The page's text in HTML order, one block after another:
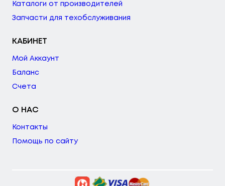
Каталоги от производителей
Запчасти для техобслуживания
КАБИНЕТ
Мой Аккаунт
Баланс
Счета
О НАС
Контакты
Помощь по сайту